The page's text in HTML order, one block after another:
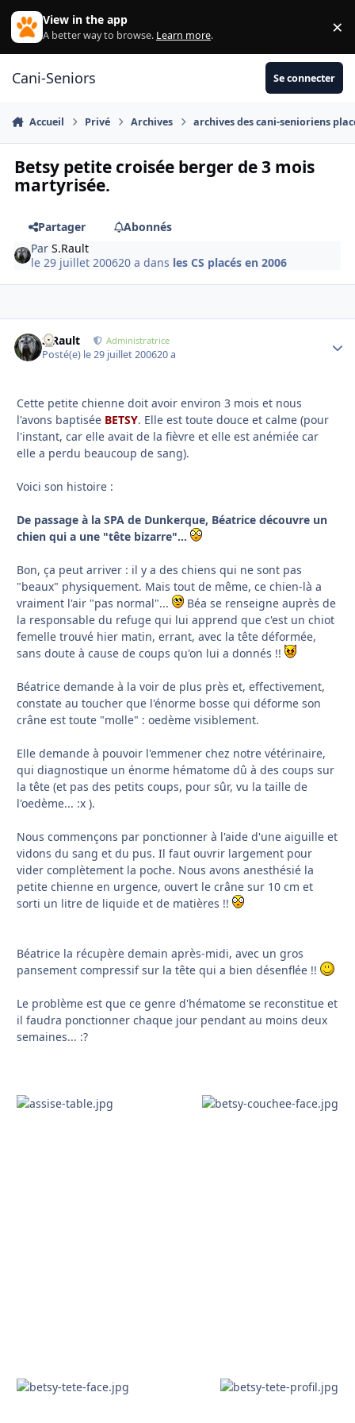
Aller au contenu
View in the app
A better way to browse. Learn more. ×
Cani-Seniors Se connecter
Accueil Privé Archives archives des cani-senioriens
Betsy petite croisée berger de 3 mois
martyrisée.
Partager
Abonnés
ParS.Rault
le 29 juillet 200620 a dans les CS placés en 2006
S.Rault Administratrice
Posté(e) le 29 juillet 200620 a
Cette petite chienne doit avoir environ 3 mois et nous
l'avons baptisée BETSY. Elle est toute douce et calme (pour
l'instant, car elle avait de la fièvre et elle est anémiée car
elle a perdu beaucoup de sang).
Voici son histoire :
De passage à la SPA de Dunkerque, Béatrice découvre un
chien qui a une "tête bizarre"...
Bon, ça peut arriver : il y a des chiens qui ne sont pas
"beaux" physiquement. Mais tout de même, ce chien-là a
vraiment l'air "pas normal"...
Béa se renseigne auprès de
la responsable du refuge qui lui apprend que c'est un chiot
femelle trouvé hier matin, errant, avec la tête déformée,
sans doute à cause de coups qu'on lui a donnés !!
Béatrice demande à la voir de plus près et, effectivement,
constate au toucher que l'énorme bosse qui déforme son
crâne est toute "molle" : oedème visiblement.
Elle demande à pouvoir l'emmener chez notre vétérinaire,
qui diagnostique un énorme hématome dû à des coups sur
la tête (et pas des petits coups, pour sûr, vu la taille de
l'oedème... :x ).
Nous commençons par ponctionner à l'aide d'une aiguille et
vidons du sang et du pus. Il faut ouvrir largement pour
vider complètement la poche. Nous avons anesthésié la
petite chienne en urgence, ouvert le crâne sur 10 cm et
sorti un litre de liquide et de matières !!
Béatrice la récupère demain après-midi, avec un gros
pansement compressif sur la tête qui a bien désenflée !!
Le problème est que ce genre d'hématome se reconstitue et
il faudra ponctionner chaque jour pendant au moins deux
semaines... :?